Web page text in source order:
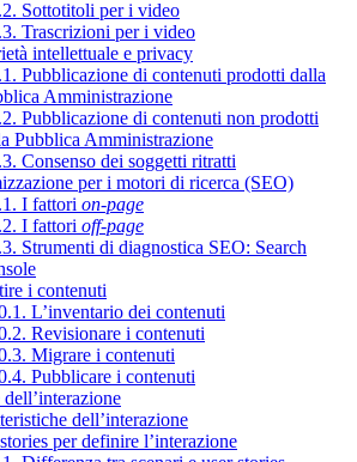
Sottotitoli per i video
Trascrizioni per i video
intellettuale e privacy
Pubblicazione di contenuti prodotti dalla
Amministrazione
Pubblicazione di contenuti non prodotti
Pubblica Amministrazione
Consenso dei soggetti ritratti
per i motori di ricerca (SEO)
I fattori on-page
I fattori off-page
Strumenti di diagnostica SEO: Search
i contenuti
L’inventario dei contenuti
Revisionare i contenuti
Migrare i contenuti
Pubblicare i contenuti
dell’interazione
per definire l’interazione